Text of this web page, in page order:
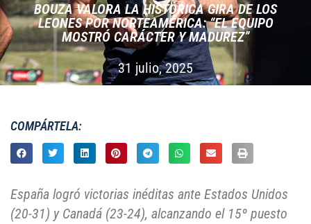
BOUZA VALORA LA HISTÓRICA GIRA DE LOS
LEONES POR NORTEAMÉRICA: “EL EQUIPO
MOSTRÓ CARÁCTER Y MADUREZ”
31 julio, 2025
COMPÁRTELA:
España logró victorias inéditas ante Estados Unidos
(20-31) y Canadá (23-24), alcanzando el 15º puesto